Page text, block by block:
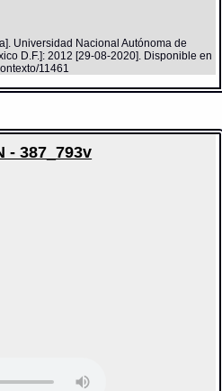
Universidad Nacional Autónoma de
D.F.]: 2012 [29-08-2020]. Disponible en
11461
- 387_793v